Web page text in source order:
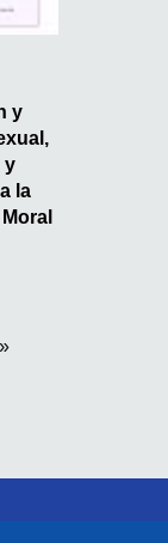
y
y
la